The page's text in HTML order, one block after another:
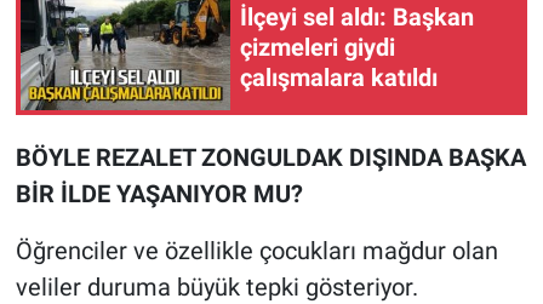
İlçeyi sel aldı: Başkan
çizmeleri giydi
çalışmalara katıldı
BÖYLE REZALET ZONGULDAK DIŞINDA BAŞKA
BİR İLDE YAŞANIYOR MU?
Öğrenciler ve özellikle çocukları mağdur olan
veliler duruma büyük tepki gösteriyor.